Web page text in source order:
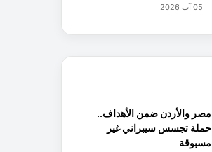
05 آب 2026
مصر والأردن ضمن الأهداف..
حملة تجسس سيبراني غير
مسبوقة